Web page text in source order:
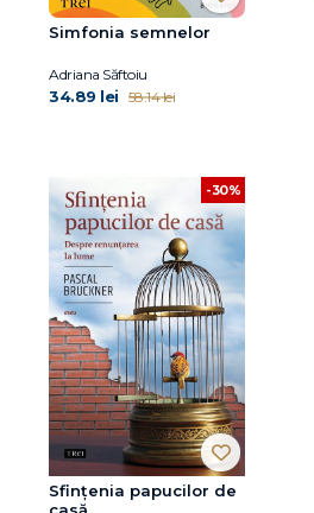
Simfonia semnelor
Adriana Săftoiu
34.89 lei 58.14 lei
-30%
Sfințenia papucilor de